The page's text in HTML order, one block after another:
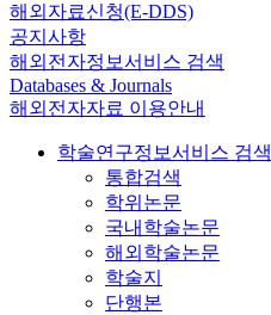
해외자료신청(E-DDS)
공지사항
해외전자정보서비스 검색
Databases & Journals
해외전자자료 이용안내
학술연구정보서비스 검색
통합검색
학위논문
국내학술논문
해외학술논문
학술지
단행본